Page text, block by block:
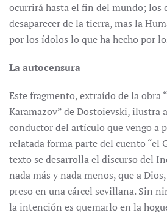
ocurrirá hasta el fin del mundo; los
desaparecer de la tierra, mas la
por los ídolos lo que ha hecho por
La autocensura
Este fragmento, extraído de la obra
Karamazov” de Dostoievski, ilustra
conductor del artículo que vengo a
relatada forma parte del cuento “el
texto se desarrolla el discurso del
nada más y nada menos, que a
preso en una cárcel sevillana. Sin
la intención es quemarlo en la